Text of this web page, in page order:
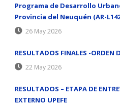
Programa de Desarrollo
Provincia del Neuquén (AR-
26 May 2026
RESULTADOS FINALES -ORDEN
22 May 2026
RESULTADOS – ETAPA DE
EXTERNO UPEFE